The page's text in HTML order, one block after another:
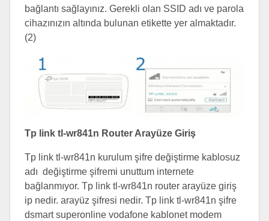
bağlantı sağlayınız. Gerekli olan SSID adı ve parola
cihazınızın altında bulunan etikette yer almaktadır.
(2)
Tp link tl-wr841n Router Arayüze Giriş
Tp link tl-wr841n kurulum şifre değiştirme kablosuz
adı değiştirme şifremi unuttum internete
bağlanmıyor. Tp link tl-wr841n router arayüze giriş
ip nedir. arayüz şifresi nedir. Tp link tl-wr841n şifre
dsmart superonline vodafone kablonet modem